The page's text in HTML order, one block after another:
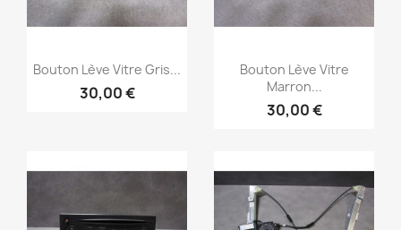
Aperçu rapide
Bouton Lève Vitre Gris...
30,00 €
Aperçu rapide
Bouton Lève Vitre
Marron...
30,00 €